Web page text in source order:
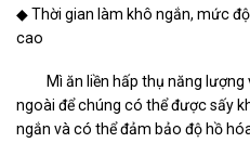
◆ Thời gian làm khô ngắn, mức
cao
Mì ăn liền hấp thụ năng lượng
ngoài để chúng có thể được sấy
ngắn và có thể đảm bảo độ hồ